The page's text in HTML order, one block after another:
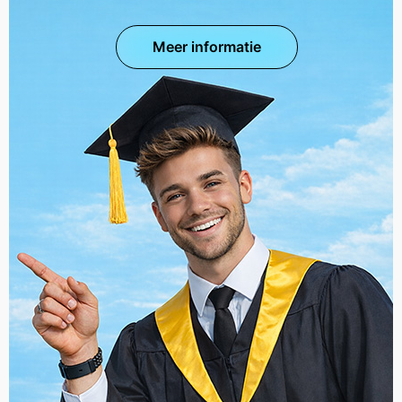
Meer informatie